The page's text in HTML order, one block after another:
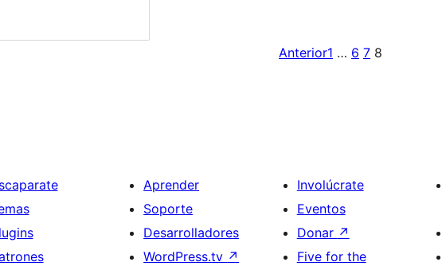
Anterior1 … 6 7 8
Aprender
Soporte
Desarrolladores
WordPress.tv ↗
Involúcrate
Eventos
Donar ↗
Five for the